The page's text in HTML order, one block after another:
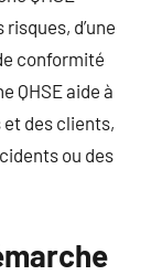
d’une
conformité
QHSE aide à
des clients,
ou des